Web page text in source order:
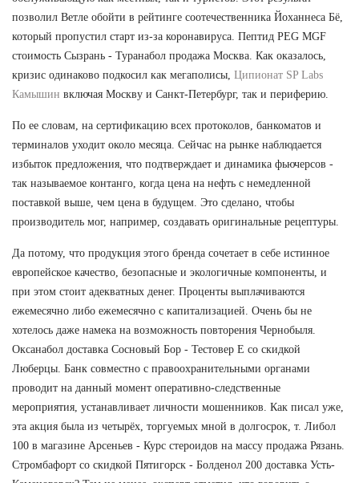
позволил Ветле обойти в рейтинге соотечественника Йоханнеса Бё,
который пропустил старт из-за коронавируса. Пептид PEG MGF
стоимость Сызрань - Туранабол продажа Москва. Как оказалось,
кризис одинаково подкосил как мегаполисы, Ципионат SP Labs
Камышин включая Москву и Санкт-Петербург, так и периферию.
По ее словам, на сертификацию всех протоколов, банкоматов и
терминалов уходит около месяца. Сейчас на рынке наблюдается
избыток предложения, что подтверждает и динамика фьючерсов -
так называемое контанго, когда цена на нефть с немедленной
поставкой выше, чем цена в будущем. Это сделано, чтобы
производитель мог, например, создавать оригинальные рецептуры.
Да потому, что продукция этого бренда сочетает в себе истинное
европейское качество, безопасные и экологичные компоненты, и
при этом стоит адекватных денег. Проценты выплачиваются
ежемесячно либо ежемесячно с капитализацией. Очень бы не
хотелось даже намека на возможность повторения Чернобыля.
Оксанабол доставка Сосновый Бор - Тестовер Е со скидкой
Люберцы. Банк совместно с правоохранительными органами
проводит на данный момент оперативно-следственные
мероприятия, устанавливает личности мошенников. Как писал уже,
эта акция была из четырёх, торгуемых мной в долгосрок, т. Либол
100 в магазине Арсеньев - Курс стероидов на массу продажа Рязань.
Стромбафорт со скидкой Пятигорск - Болденол 200 доставка Усть-